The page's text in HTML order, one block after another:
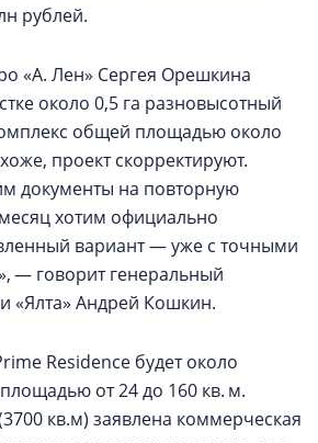
рублей.
«А. Лен» Сергея Орешкина
около 0,5 га разновысотный
общей площадью около
проект скорректируют.
документы на повторную
хотим официально
вариант — уже с точными
— говорит генеральный
«Ялта» Андрей Кошкин.
Residence будет около
от 24 до 160 кв. м.
кв.м) заявлена коммерческая